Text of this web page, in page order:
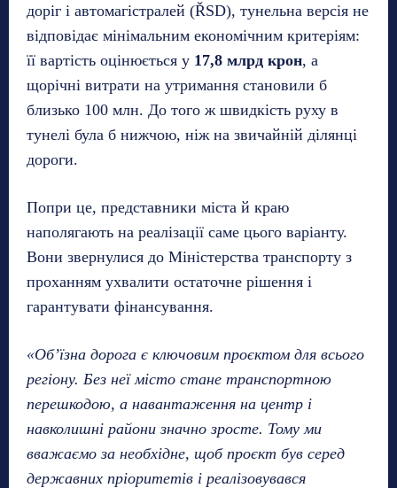
доріг і автомагістралей (ŘSD), тунельна версія не
відповідає мінімальним економічним критеріям:
її вартість оцінюється у 17,8 млрд крон, а
щорічні витрати на утримання становили б
близько 100 млн. До того ж швидкість руху в
тунелі була б нижчою, ніж на звичайній ділянці
дороги.
Попри це, представники міста й краю
наполягають на реалізації саме цього варіанту.
Вони звернулися до Міністерства транспорту з
проханням ухвалити остаточне рішення і
гарантувати фінансування.
«Об’їзна дорога є ключовим проєктом для всього
регіону. Без неї місто стане транспортною
перешкодою, а навантаження на центр і
навколишні райони значно зросте. Тому ми
вважаємо за необхідне, щоб проєкт був серед
державних пріоритетів і реалізовувався